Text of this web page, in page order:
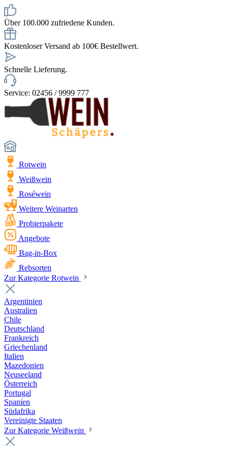
Über 100.000 zufriedene Kunden.
Kostenloser Versand ab 100€ Bestellwert.
Schnelle Lieferung.
Service: 02456 / 9999 777
Rotwein
Weißwein
Roséwein
Weitere Weinarten
Probierpakete
Angebote
Bag-in-Box
Rebsorten
Zur Kategorie Rotwein
Argentinien
Australien
Chile
Deutschland
Frankreich
Griechenland
Italien
Mazedonien
Neuseeland
Österreich
Portugal
Spanien
Südafrika
Vereinigte Staaten
Zur Kategorie Weißwein